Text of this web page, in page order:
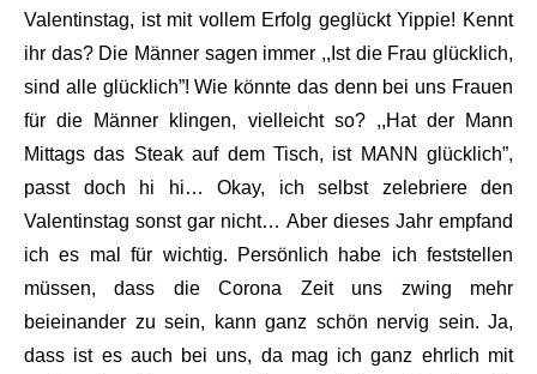
Valentinstag, ist mit vollem Erfolg geglückt Yippie! Kennt
ihr das? Die Männer sagen immer ,,Ist die Frau glücklich,
sind alle glücklich”! Wie könnte das denn bei uns Frauen
für die Männer klingen, vielleicht so? ,,Hat der Mann
Mittags das Steak auf dem Tisch, ist MANN glücklich”,
passt doch hi hi… Okay, ich selbst zelebriere den
Valentinstag sonst gar nicht… Aber dieses Jahr empfand
ich es mal für wichtig. Persönlich habe ich feststellen
müssen, dass die Corona Zeit uns zwing mehr
beieinander zu sein, kann ganz schön nervig sein. Ja,
dass ist es auch bei uns, da mag ich ganz ehrlich mit